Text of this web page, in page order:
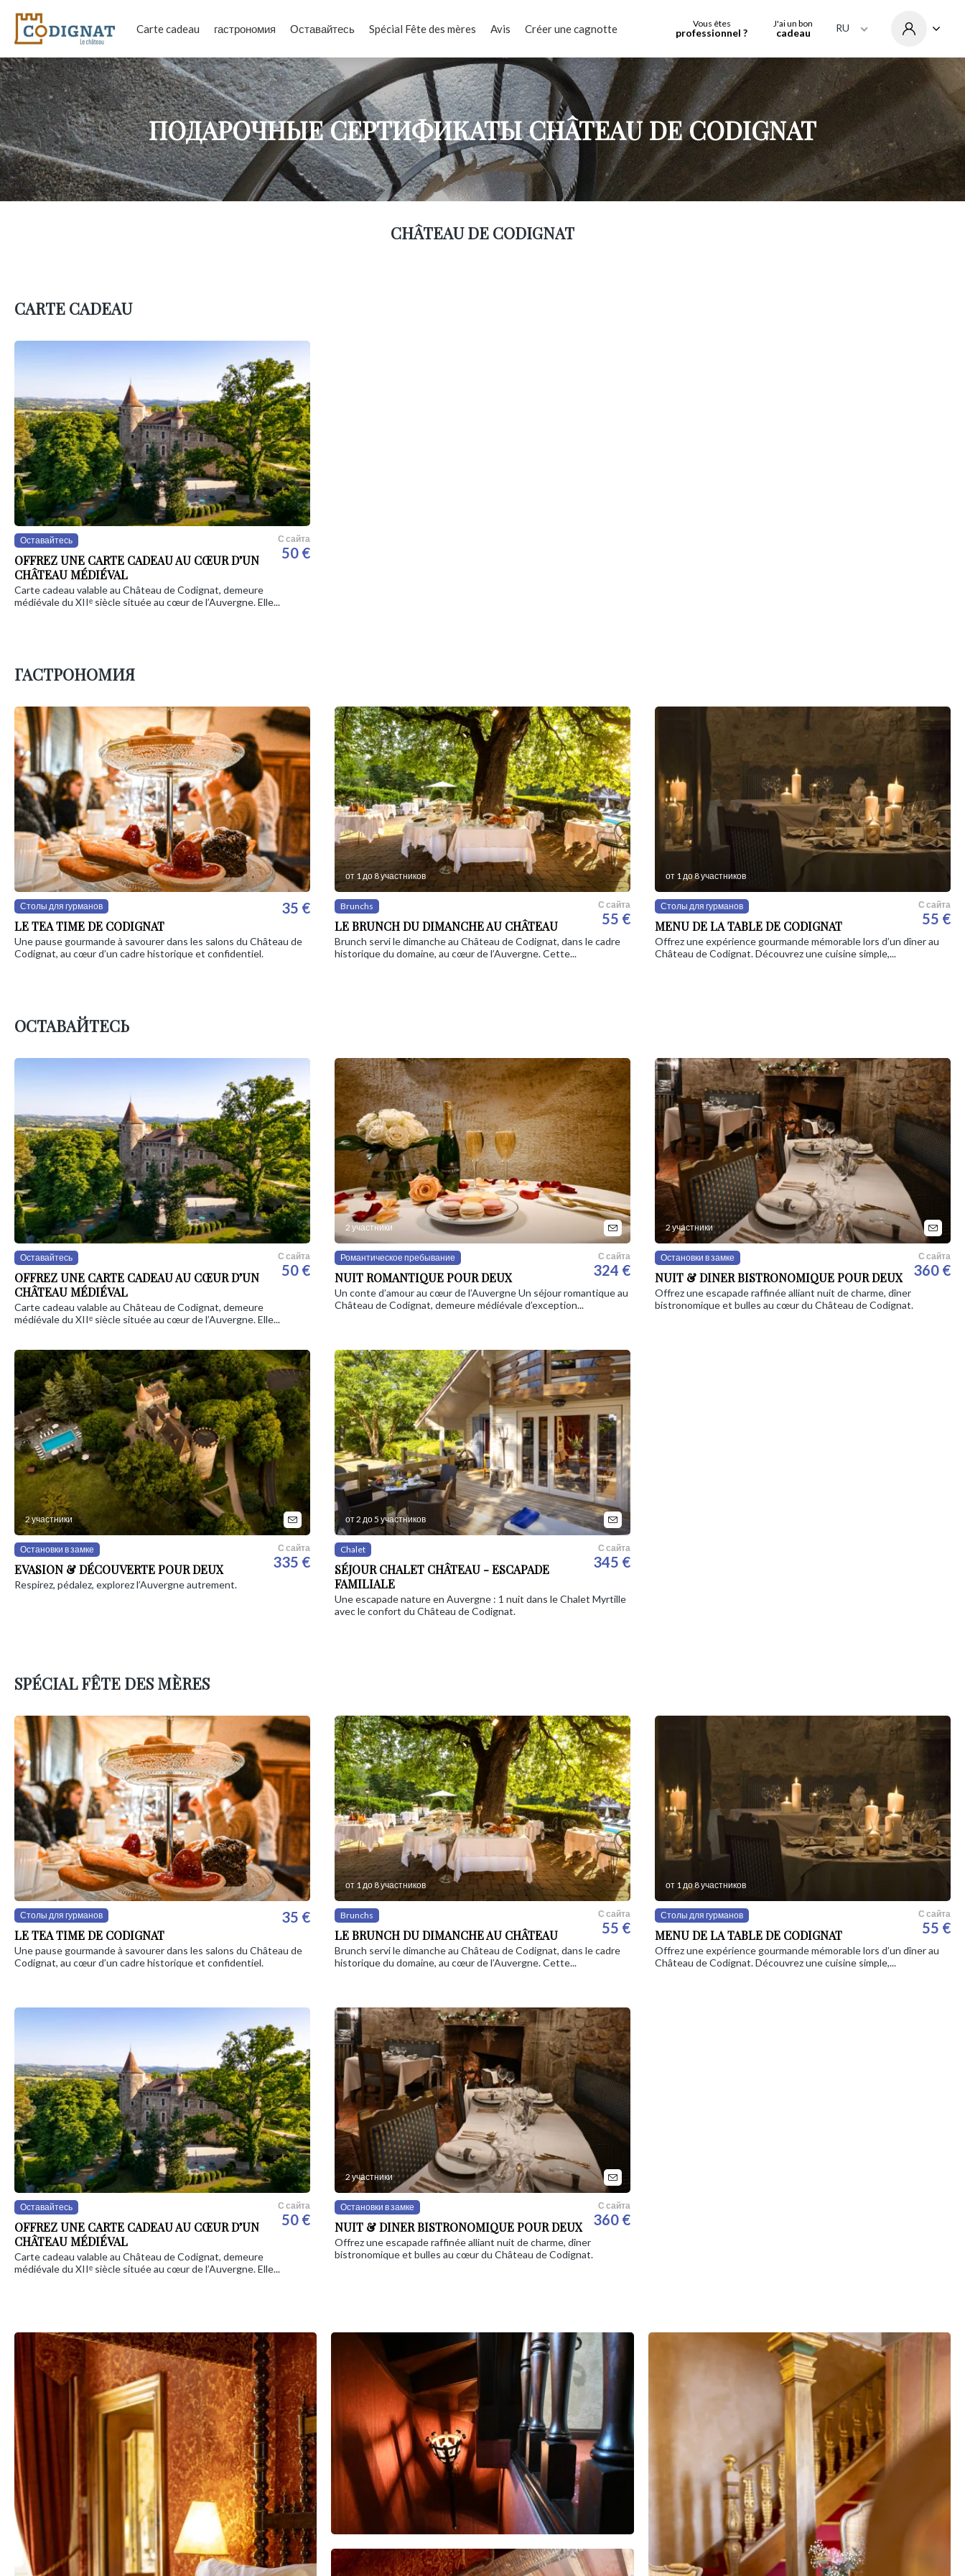
Carte cadeau гастрономия Оставайтесь Spécial Fête des mères Avis Créer une cagnotte Vous êtes
professionnel ?
J'ai un bon
cadeau RU
ПОДАРОЧНЫЕ СЕРТИФИКАТЫ CHÂTEAU DE CODIGNAT
CHÂTEAU DE CODIGNAT
CARTE CADEAU
Оставайтесь
OFFREZ UNE CARTE CADEAU AU CŒUR D’UN
CHÂTEAU MÉDIÉVAL
С сайта
50 €
Carte cadeau valable au Château de Codignat, demeure
médiévale du XIIᵉ siècle située au cœur de l’Auvergne. Elle...
ГАСТРОНОМИЯ
Столы для гурманов
LE TEA TIME DE CODIGNAT
35 €
Une pause gourmande à savourer dans les salons du Château de
Codignat, au cœur d’un cadre historique et confidentiel.
от 1 до 8 участников
Brunchs
LE BRUNCH DU DIMANCHE AU CHÂTEAU
С сайта
55 €
Brunch servi le dimanche au Château de Codignat, dans le cadre
historique du domaine, au cœur de l’Auvergne. Cette...
от 1 до 8 участников
Столы для гурманов
MENU DE LA TABLE DE CODIGNAT
С сайта
55 €
Offrez une expérience gourmande mémorable lors d’un dîner au
Château de Codignat. Découvrez une cuisine simple,...
ОСТАВАЙТЕСЬ
Оставайтесь
OFFREZ UNE CARTE CADEAU AU CŒUR D’UN
CHÂTEAU MÉDIÉVAL
С сайта
50 €
Carte cadeau valable au Château de Codignat, demeure
médiévale du XIIᵉ siècle située au cœur de l’Auvergne. Elle...
2 участники
Романтическое пребывание
NUIT ROMANTIQUE POUR DEUX
С сайта
324 €
Un conte d’amour au cœur de l’Auvergne Un séjour romantique au
Château de Codignat, demeure médiévale d’exception...
2 участники
Остановки в замке
NUIT & DINER BISTRONOMIQUE POUR DEUX
С сайта
360 €
Offrez une escapade raffinée alliant nuit de charme, dîner
bistronomique et bulles au cœur du Château de Codignat.
2 участники
Остановки в замке
EVASION & DÉCOUVERTE POUR DEUX
С сайта
335 €
Respirez, pédalez, explorez l’Auvergne autrement.
от 2 до 5 участников
Chalet
SÉJOUR CHALET CHÂTEAU - ESCAPADE
FAMILIALE
С сайта
345 €
Une escapade nature en Auvergne : 1 nuit dans le Chalet Myrtille
avec le confort du Château de Codignat.
SPÉCIAL FÊTE DES MÈRES
Столы для гурманов
LE TEA TIME DE CODIGNAT
35 €
Une pause gourmande à savourer dans les salons du Château de
Codignat, au cœur d’un cadre historique et confidentiel.
от 1 до 8 участников
Brunchs
LE BRUNCH DU DIMANCHE AU CHÂTEAU
С сайта
55 €
Brunch servi le dimanche au Château de Codignat, dans le cadre
historique du domaine, au cœur de l’Auvergne. Cette...
от 1 до 8 участников
Столы для гурманов
MENU DE LA TABLE DE CODIGNAT
С сайта
55 €
Offrez une expérience gourmande mémorable lors d’un dîner au
Château de Codignat. Découvrez une cuisine simple,...
Оставайтесь
OFFREZ UNE CARTE CADEAU AU CŒUR D’UN
CHÂTEAU MÉDIÉVAL
С сайта
50 €
Carte cadeau valable au Château de Codignat, demeure
médiévale du XIIᵉ siècle située au cœur de l’Auvergne. Elle...
2 участники
Остановки в замке
NUIT & DINER BISTRONOMIQUE POUR DEUX
С сайта
360 €
Offrez une escapade raffinée alliant nuit de charme, dîner
bistronomique et bulles au cœur du Château de Codignat.